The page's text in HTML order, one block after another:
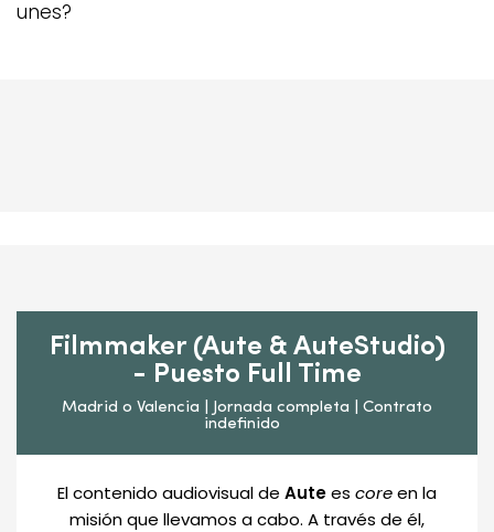
unes?
Filmmaker (Aute & AuteStudio)
- Puesto Full Time
Madrid o Valencia | Jornada completa | Contrato
indefinido
El contenido audiovisual de Autees coreen la
misión que llevamos a cabo. A través de él,